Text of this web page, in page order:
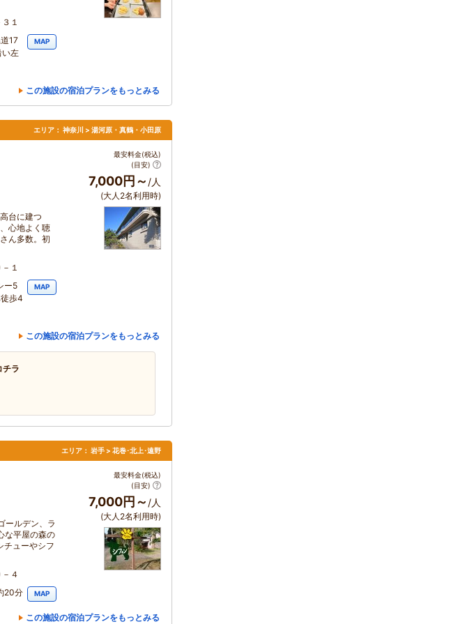
１
17
左
MAP
この施設の宿泊プランをもっとみる
エリア： 神奈川 > 湯河原・真鶴・小田原
台に建つ
心地よく聴
ん多数。初
１
ー5
歩4
MAP
最安料金(税込)
(目安)
7,000円～ /人
(大人2名利用時)
この施設の宿泊プランをもっとみる
チラ
エリア： 岩手 > 花巻･北上･遠野
ールデン、ラ
な平屋の森の
チューやシフ
４
20分 MAP
最安料金(税込)
(目安)
7,000円～ /人
(大人2名利用時)
この施設の宿泊プランをもっとみる